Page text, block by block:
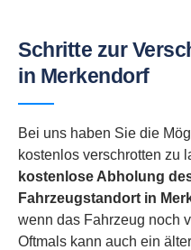
Schritte zur
in Merkendorf
Bei uns haben Sie die
kostenlos verschrotten zu
kostenlose Abholung
Fahrzeugstandort in
wenn das Fahrzeug noch
Oftmals kann auch ein